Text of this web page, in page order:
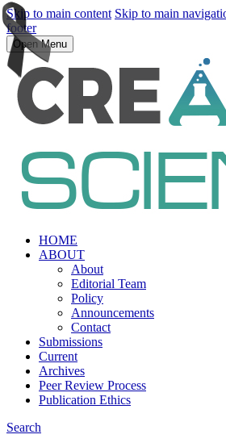
Skip to main content Skip to main
footer
Open Menu
HOME
ABOUT
About
Editorial Team
Policy
Announcements
Contact
Submissions
Current
Archives
Peer Review Process
Publication Ethics
Search